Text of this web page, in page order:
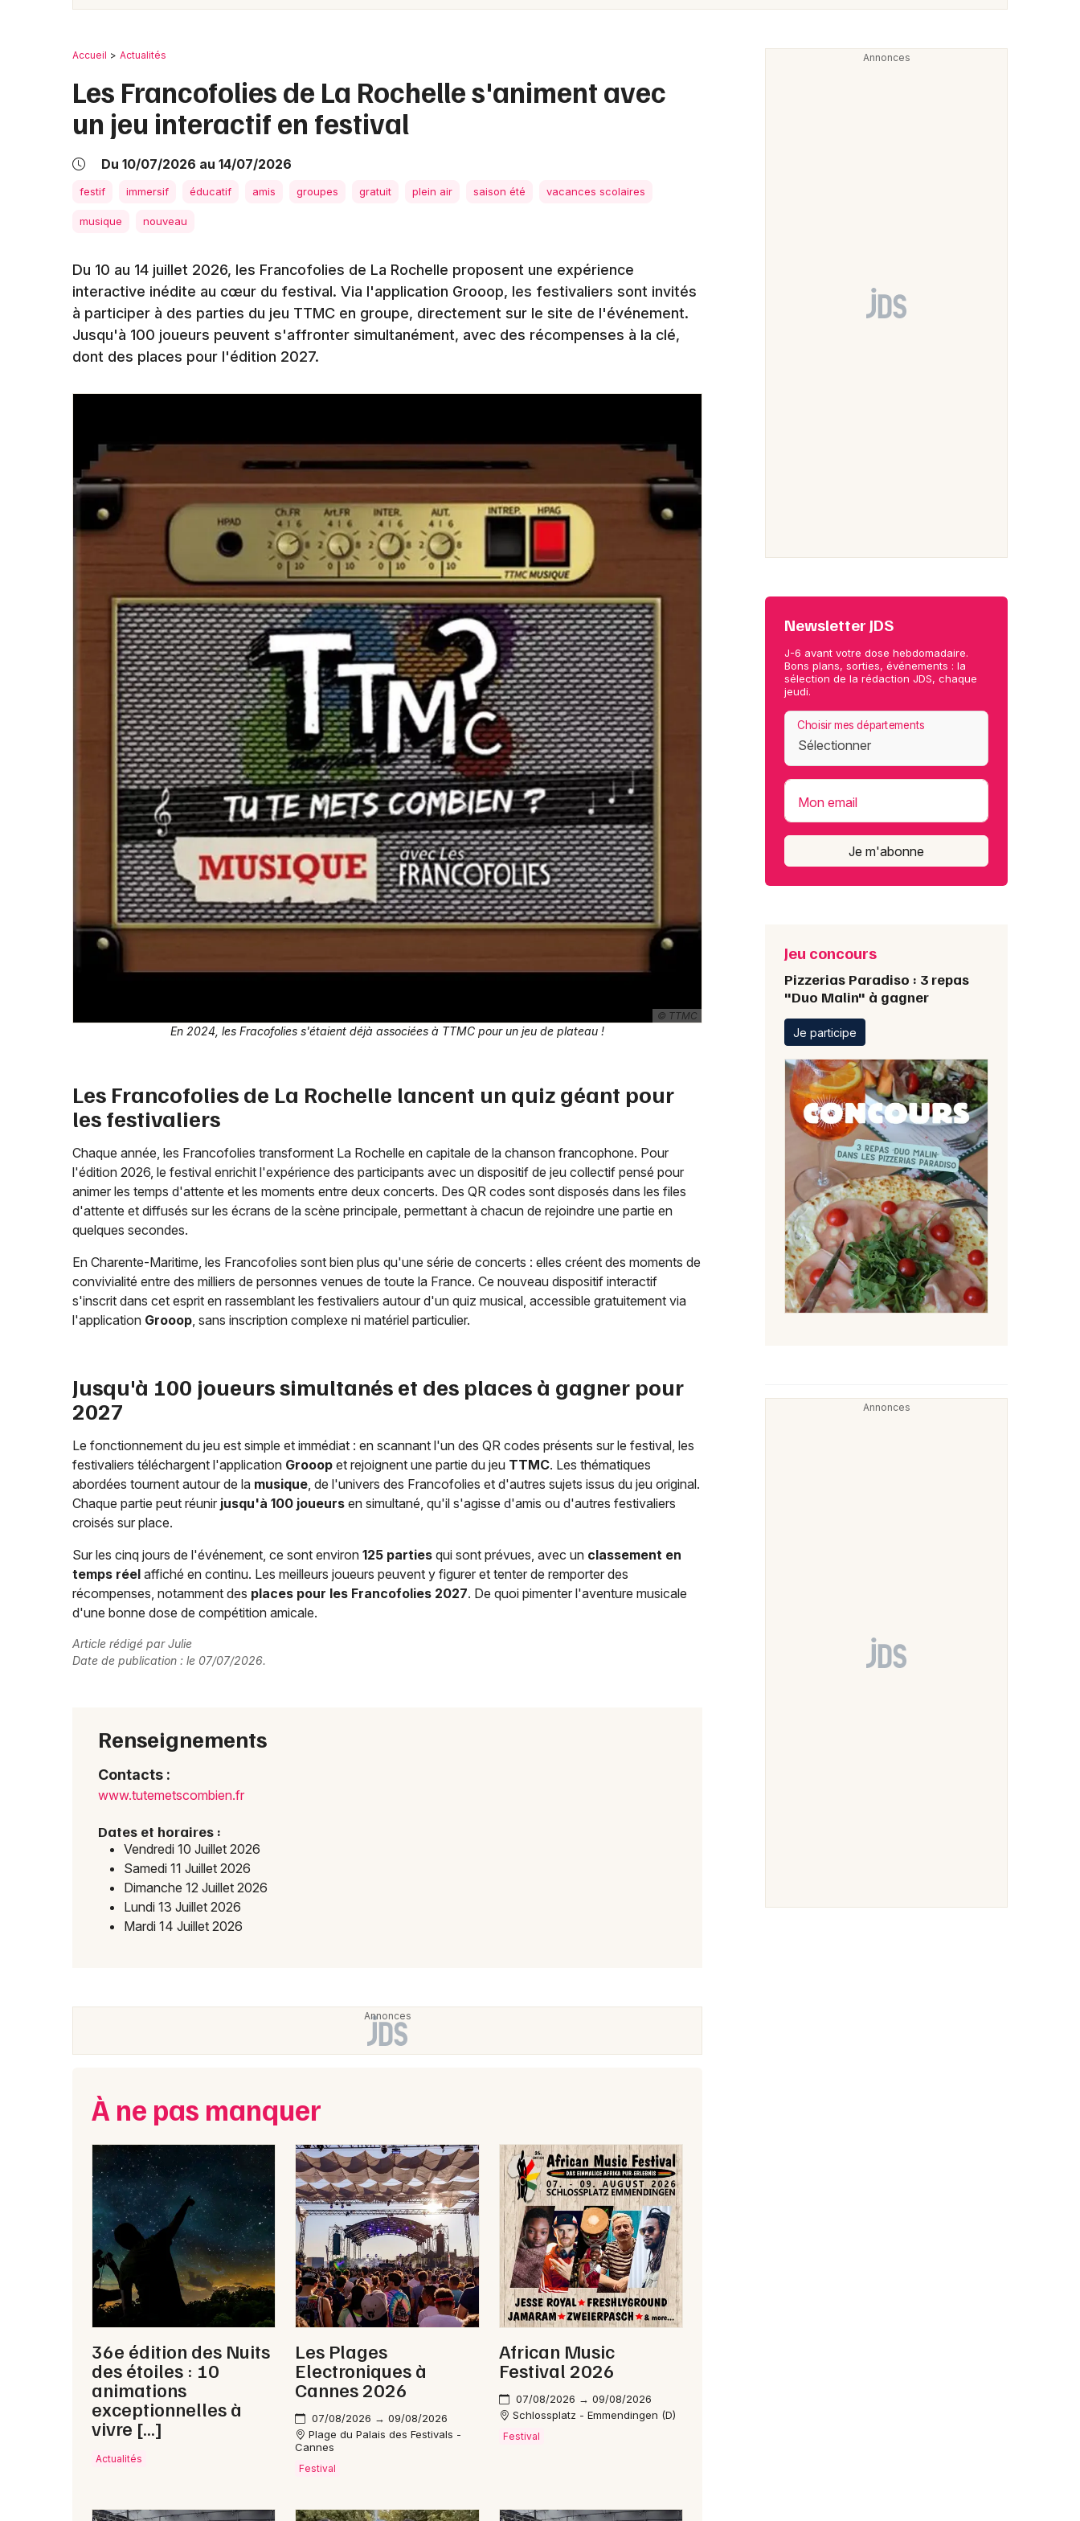
Sports
Expos
Newsletter des sorties
Magazine
Choisir mes départements
Mon email
Je m'abonne
Mulhouse
Nice
Accueil Actualités
Les Francofolies de La Rochelle s'animent avec
un jeu interactif en festival
Du 10/07/2026 au 14/07/2026
festif immersif éducatif amis groupes gratuit plein air saison été vacances scolaires
musique nouveau
Du 10 au 14 juillet 2026, les Francofolies de La Rochelle proposent une expérience
interactive inédite au cœur du festival. Via l'application Grooop, les festivaliers sont invités
à participer à des parties du jeu TTMC en groupe, directement sur le site de l'événement.
Jusqu'à 100 joueurs peuvent s'affronter simultanément, avec des récompenses à la clé,
dont des places pour l'édition 2027.
© TTMC
En 2024, les Fracofolies s'étaient déjà associées à TTMC pour un jeu de plateau !
Les Francofolies de La Rochelle lancent un quiz géant pour
les festivaliers
Chaque année, les Francofolies transforment La Rochelle en capitale de la chanson francophone. Pour
l'édition 2026, le festival enrichit l'expérience des participants avec un dispositif de jeu collectif pensé pour
animer les temps d'attente et les moments entre deux concerts. Des QR codes sont disposés dans les files
d'attente et diffusés sur les écrans de la scène principale, permettant à chacun de rejoindre une partie en
quelques secondes.
En Charente-Maritime, les Francofolies sont bien plus qu'une série de concerts : elles créent des moments de
convivialité entre des milliers de personnes venues de toute la France. Ce nouveau dispositif interactif
s'inscrit dans cet esprit en rassemblant les festivaliers autour d'un quiz musical, accessible gratuitement via
l'application Grooop, sans inscription complexe ni matériel particulier.
Jusqu'à 100 joueurs simultanés et des places à gagner pour
2027
Le fonctionnement du jeu est simple et immédiat : en scannant l'un des QR codes présents sur le festival, les
festivaliers téléchargent l'application Grooop et rejoignent une partie du jeu TTMC. Les thématiques
abordées tournent autour de la musique, de l'univers des Francofolies et d'autres sujets issus du jeu original.
Chaque partie peut réunir jusqu'à 100 joueurs en simultané, qu'il s'agisse d'amis ou d'autres festivaliers
croisés sur place.
Sur les cinq jours de l'événement, ce sont environ 125 parties qui sont prévues, avec un classement en
temps réel affiché en continu. Les meilleurs joueurs peuvent y figurer et tenter de remporter des
récompenses, notamment des places pour les Francofolies 2027. De quoi pimenter l'aventure musicale
d'une bonne dose de compétition amicale.
Article rédigé par Julie
Date de publication : le 07/07/2026.
Renseignements
Contacts :
www.tutemetscombien.fr
Dates et horaires :
Vendredi 10 Juillet 2026
Samedi 11 Juillet 2026
Dimanche 12 Juillet 2026
Lundi 13 Juillet 2026
Mardi 14 Juillet 2026
À ne pas manquer
36e édition des Nuits
des étoiles : 10
animations
exceptionnelles à
vivre […]
Actualités
Les Plages
Electroniques à
Cannes 2026
07/08/2026 → 09/08/2026
Plage du Palais des Festivals -
Cannes
Festival
African Music
Festival 2026
07/08/2026 → 09/08/2026
Schlossplatz - Emmendingen (D)
Festival
Newsletter JDS
J-6 avant votre dose hebdomadaire.
Bons plans, sorties, événements : la
sélection de la rédaction JDS, chaque
jeudi.
Choisir mes départements
Mon email
Je m'abonne
Jeu concours
Pizzerias Paradiso : 3 repas
"Duo Malin" à gagner
Je participe